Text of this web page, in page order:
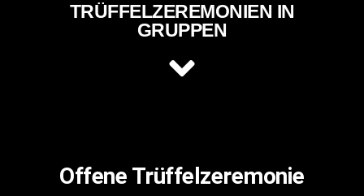
TRÜFFELZEREMONIEN IN
GRUPPEN
Offene Trüffelzeremonie